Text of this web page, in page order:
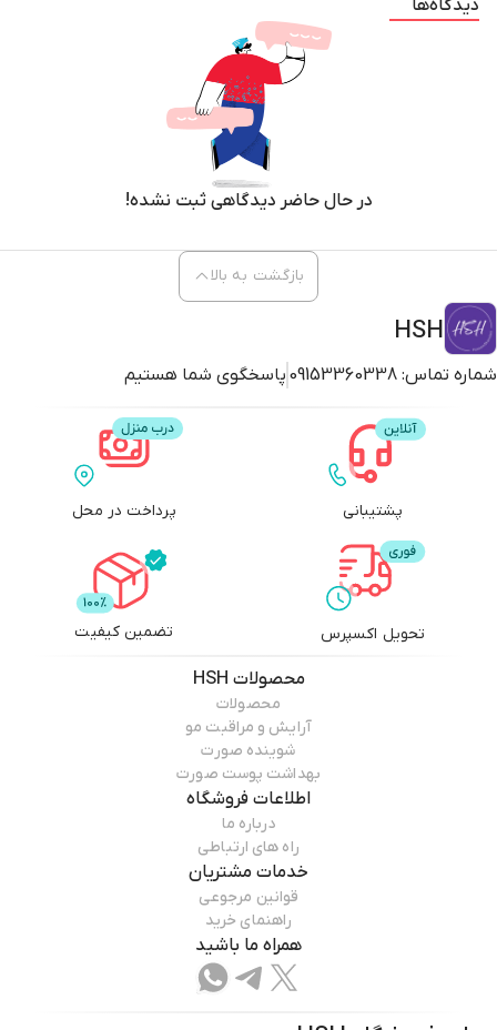
دیدگاه‌ها
در حال حاضر دیدگاهی ثبت نشده!
HSH
شماره تماس: 09153360338 پاسخگوی شما هستیم
بازگشت به بالا
پشتیبانی پرداخت در محل
تحویل اکسپرس تضمین کیفیت
محصولات HSH
محصولات
آرایش و مراقبت مو
شوینده صورت
بهداشت پوست صورت
اطلاعات فروشگاه
درباره ما
راه های ارتباطی
خدمات مشتریان
قوانین مرجوعی
راهنمای خرید
همراه ما باشید